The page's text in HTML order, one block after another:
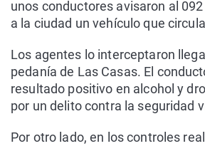
unos conductores avisaron al
a la ciudad un vehículo que
Los agentes lo interceptaron
pedanía de Las Casas. El
resultado positivo en alcohol y
por un delito contra la seguridad
Por otro lado, en los controles